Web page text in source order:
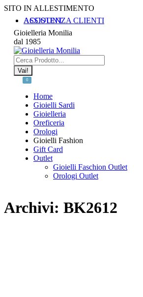
Vai
contenuti
SITO IN ALLESTIMENTO
ASSISTENZA CLIENTI
ACCOUNT
Gioielleria Monilia
dal 1985
Cerca:
0
Home
Gioielli Sardi
Gioielleria
Oreficeria
Orologi
Gioielli Fashion
Gift Card
Outlet
Gioielli Faschion Outlet
Orologi Outlet
Archivi: BK2612